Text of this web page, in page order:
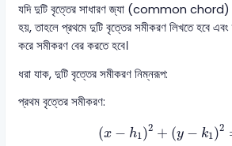
যদি দুটি বৃত্তের সাধারণ জ্যা (common chord)
হয়, তাহলে প্রথমে দুটি বৃত্তের সমীকরণ লিখতে হবে এবং
করে সমীকরণ বের করতে হবে।
ধরা যাক, দুটি বৃত্তের সমীকরণ নিম্নরূপ:
প্রথম বৃত্তের সমীকরণ:
(x − h1)2 + (y − k1)2
h )2 + (y ) 2=